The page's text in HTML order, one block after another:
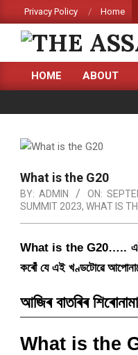
to
content
Privacy Policy Home
THE
ASSAM
SCHOLAR
Primary
Menu
HOME ABOUT
What is the G20
BY: ADMIN ON:
SUMMIT 2023, WHAT IS
What is the G20…..
কৰোঁ যে এই খণ্ডটোৱে
আজিৰ বাতৰিৰ
What is the